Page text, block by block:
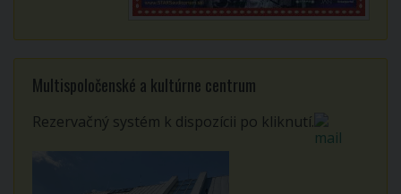
Multispoločenské a kultúrne centrum
Rezervačný systém k dispozícii po kliknutí.